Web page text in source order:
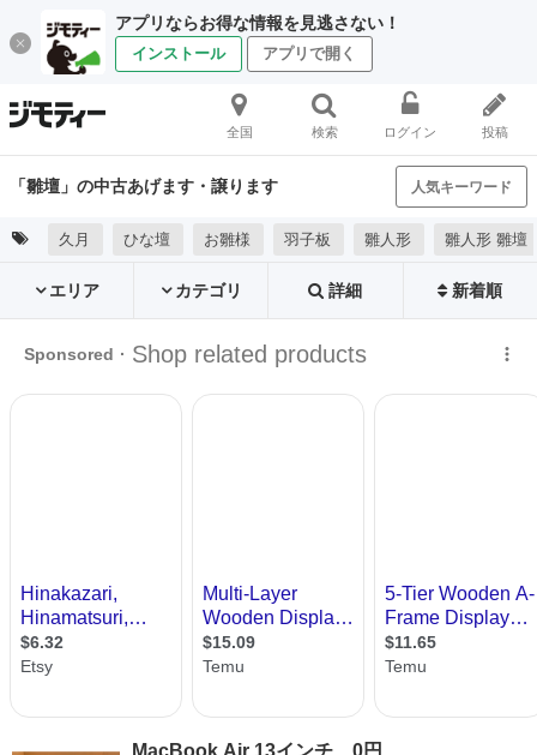
アプリならお得な情報を見逃さない！
インストール アプリで開く
全国 検索 ログイン 投稿
「雛壇」の中古あげます・譲ります 人気キーワード
久月 ひな壇 お雛様 羽子板 雛人形 雛人形 雛壇
エリア カテゴリ 詳細 新着順